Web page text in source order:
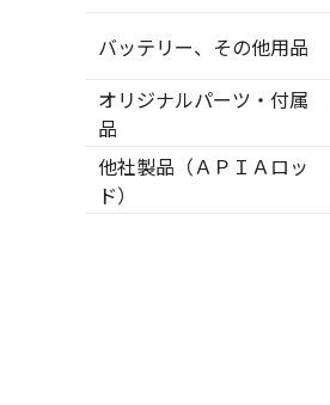
バッテリー、その他用品
オリジナルパーツ・付属
品
他社製品（ＡＰＩＡロッ
ド）